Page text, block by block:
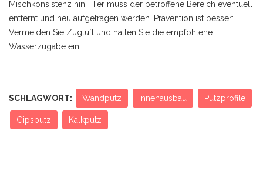
Mischkonsistenz hin. Hier muss der betroffene Bereich eventuell
entfernt und neu aufgetragen werden. Prävention ist besser:
Vermeiden Sie Zugluft und halten Sie die empfohlene
Wasserzugabe ein.
SCHLAGWORT: Wandputz Innenausbau Putzprofile
Gipsputz Kalkputz